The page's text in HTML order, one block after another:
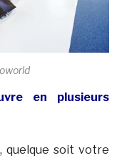
en plusieurs
quelque soit votre